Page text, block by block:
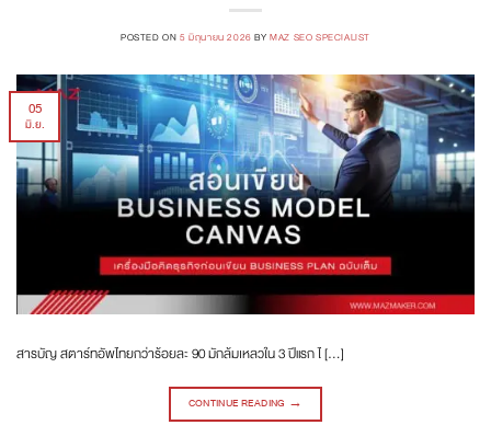
POSTED ON5 มิถุนายน 2026 BYMAZ SEO SPECIALIST
05
มิ.ย.
สารบัญ สตาร์ทอัพไทยกว่าร้อยละ 90 มักล้มเหลวใน 3 ปีแรก ไ […]
CONTINUE READING →